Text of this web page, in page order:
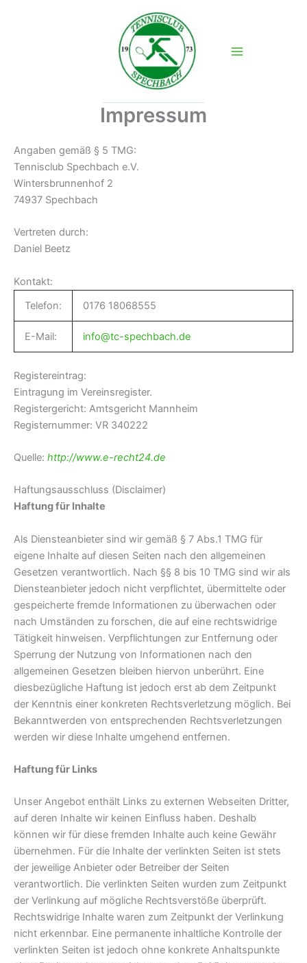
Impressum
Angaben gemäß § 5 TMG:
Tennisclub Spechbach e.V.
Wintersbrunnenhof 2
74937 Spechbach
Vertreten durch:
Daniel Beetz
Kontakt:
Telefon:
0176 18068555
E-Mail: info@tc-spechbach.de
Registereintrag:
Eintragung im Vereinsregister.
Registergericht: Amtsgericht Mannheim
Registernummer: VR 340222
Quelle: http://www.e-recht24.de
Haftungsausschluss (Disclaimer)
Haftung für Inhalte
Als Diensteanbieter sind wir gemäß § 7 Abs.1 TMG für
eigene Inhalte auf diesen Seiten nach den allgemeinen
Gesetzen verantwortlich. Nach §§ 8 bis 10 TMG sind wir als
Diensteanbieter jedoch nicht verpflichtet, übermittelte oder
gespeicherte fremde Informationen zu überwachen oder
nach Umständen zu forschen, die auf eine rechtswidrige
Tätigkeit hinweisen. Verpflichtungen zur Entfernung oder
Sperrung der Nutzung von Informationen nach den
allgemeinen Gesetzen bleiben hiervon unberührt. Eine
diesbezügliche Haftung ist jedoch erst ab dem Zeitpunkt
der Kenntnis einer konkreten Rechtsverletzung möglich. Bei
Bekanntwerden von entsprechenden Rechtsverletzungen
werden wir diese Inhalte umgehend entfernen.
Haftung für Links
Unser Angebot enthält Links zu externen Webseiten Dritter,
auf deren Inhalte wir keinen Einfluss haben. Deshalb
können wir für diese fremden Inhalte auch keine Gewähr
übernehmen. Für die Inhalte der verlinkten Seiten ist stets
der jeweilige Anbieter oder Betreiber der Seiten
verantwortlich. Die verlinkten Seiten wurden zum Zeitpunkt
der Verlinkung auf mögliche Rechtsverstöße überprüft.
Rechtswidrige Inhalte waren zum Zeitpunkt der Verlinkung
nicht erkennbar. Eine permanente inhaltliche Kontrolle der
verlinkten Seiten ist jedoch ohne konkrete Anhaltspunkte